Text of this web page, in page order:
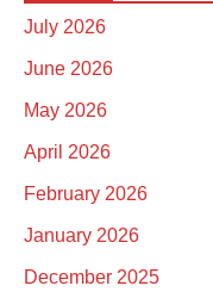
July 2026
June 2026
May 2026
April 2026
February 2026
January 2026
December 2025